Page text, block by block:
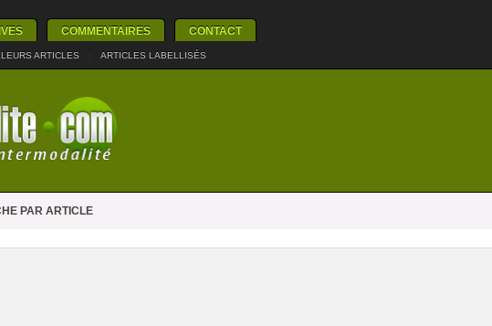
COMMENTAIRES CONTACT
ARTICLES | ARTICLES LABELLISÉS
PAR ARTICLE